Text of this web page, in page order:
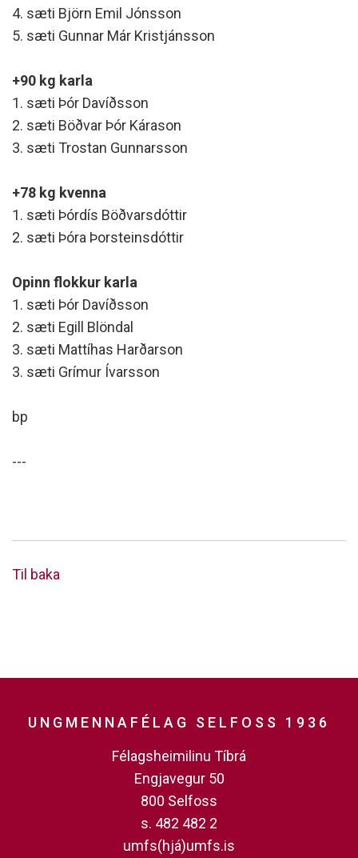
4. sæti Björn Emil Jónsson
5. sæti Gunnar Már Kristjánsson
+90 kg karla
1. sæti Þór Davíðsson
2. sæti Böðvar Þór Kárason
3. sæti Trostan Gunnarsson
+78 kg kvenna
1. sæti Þórdís Böðvarsdóttir
2. sæti Þóra Þorsteinsdóttir
Opinn flokkur karla
1. sæti Þór Davíðsson
2. sæti Egill Blöndal
3. sæti Mattíhas Harðarson
3. sæti Grímur Ívarsson
bp
---
Til baka
UNGMENNAFÉLAG SELFOSS 1936
Félagsheimilinu Tíbrá
Engjavegur 50
800 Selfoss
s. 482 482 2
umfs(hjá)umfs.is